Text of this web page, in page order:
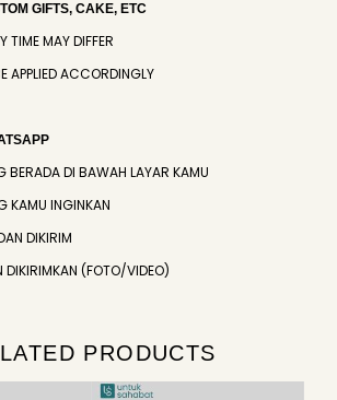
GIFTS, CAKE, ETC
TIME MAY DIFFER
APPLIED ACCORDINGLY
BERADA DI BAWAH LAYAR KAMU
KAMU INGINKAN
DIKIRIM
DIKIRIMKAN (FOTO/VIDEO)
PRODUCTS